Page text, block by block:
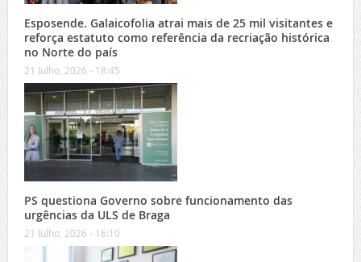
Esposende. Galaicofolia atrai mais de 25 mil visitantes e
reforça estatuto como referência da recriação histórica
no Norte do país
21 Julho, 2026 - 18:45
PS questiona Governo sobre funcionamento das
urgências da ULS de Braga
21 Julho, 2026 - 16:10